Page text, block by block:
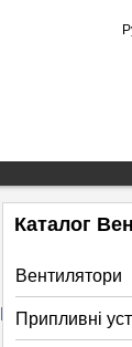
Щ Э Ю Я
Каталог
Вентилятори
Припливні